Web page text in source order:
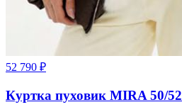
52 790 ₽
Куртка пуховик MIRA 50/52